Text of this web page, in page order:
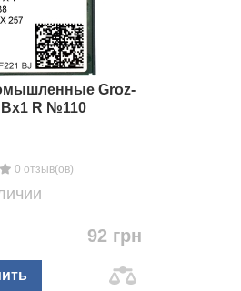
Groz-
R №110
0 отзыв(ов)
92 грн